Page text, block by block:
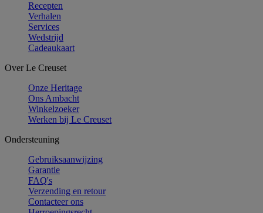
Recepten
Verhalen
Services
Wedstrijd
Cadeaukaart
Over Le Creuset
Onze Heritage
Ons Ambacht
Winkelzoeker
Werken bij Le Creuset
Ondersteuning
Gebruiksaanwijzing
Garantie
FAQ's
Verzending en retour
Contacteer ons